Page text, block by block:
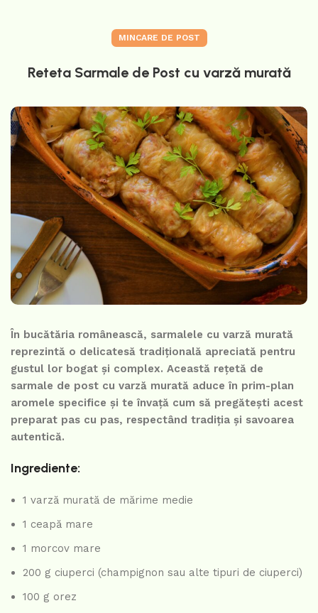
MINCARE DE POST
Reteta Sarmale de Post cu varză murată
În bucătăria românească, sarmalele cu varză murată
reprezintă o delicatesă tradițională apreciată pentru
gustul lor bogat și complex. Această rețetă de
sarmale de post cu varză murată aduce în prim-plan
aromele specifice și te învață cum să pregătești acest
preparat pas cu pas, respectând tradiția și savoarea
autentică.
Ingrediente:
1 varză murată de mărime medie
1 ceapă mare
1 morcov mare
200 g ciuperci (champignon sau alte tipuri de ciuperci)
100 g orez